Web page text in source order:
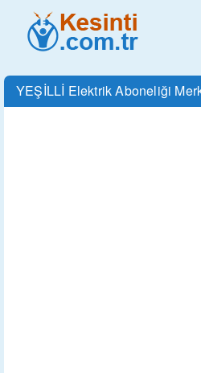
YEŞİLLİ Elektrik Aboneliği